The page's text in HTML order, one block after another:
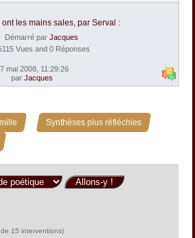
ont les mains sales, par Serval :
Démarré par Jacques
Vues and 0 Réponses
mai 2008, 11:29:26
par Jacques
» Synthèses plus réfléchies »
15 interventions)